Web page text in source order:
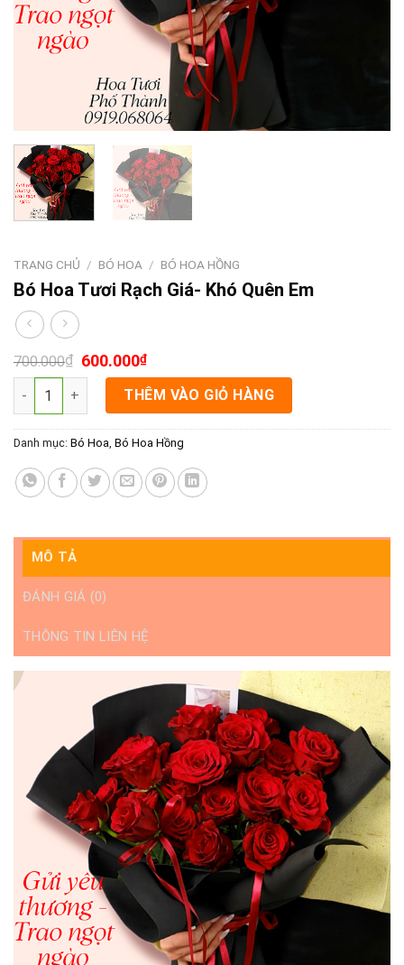
TRANG CHỦ / BÓ HOA / BÓ HOA HỒNG
Bó Hoa Tươi Rạch Giá- Khó Quên Em
700.000₫ 600.000₫
Bó Hoa Tươi Rạch Giá- Khó Quên Em số lượng
THÊM VÀO GIỎ HÀNG
Danh mục: Bó Hoa Bó Hoa Hồng
MÔ TẢ
ĐÁNH GIÁ (0)
THÔNG TIN LIÊN HỆ